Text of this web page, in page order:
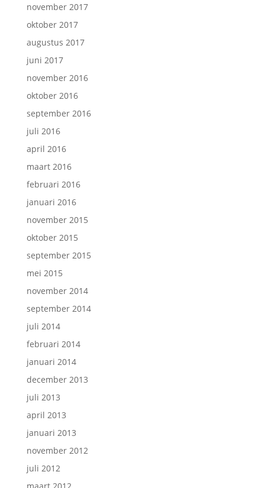
november 2017
oktober 2017
augustus 2017
juni 2017
november 2016
oktober 2016
september 2016
juli 2016
april 2016
maart 2016
februari 2016
januari 2016
november 2015
oktober 2015
september 2015
mei 2015
november 2014
september 2014
juli 2014
februari 2014
januari 2014
december 2013
juli 2013
april 2013
januari 2013
november 2012
juli 2012